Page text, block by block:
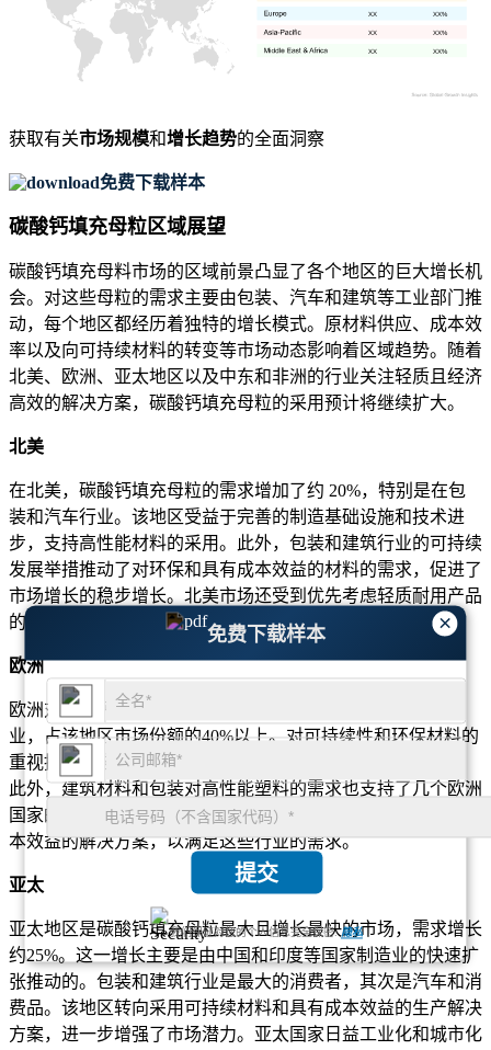
×
免费下载样本
提交
我们保证对您的个人信息完全保密.隐私
XX%
XX
XX%
XX
XX%
XX
获取有关市场规模和增长趋势的全面洞察
免费下载样本
碳酸钙填充母粒区域展望
碳酸钙填充母料市场的区域前景凸显了各个地区的巨大增长机
会。对这些母粒的需求主要由包装、汽车和建筑等工业部门推
动，每个地区都经历着独特的增长模式。原材料供应、成本效
率以及向可持续材料的转变等市场动态影响着区域趋势。随着
北美、欧洲、亚太地区以及中东和非洲的行业关注轻质且经济
高效的解决方案，碳酸钙填充母粒的采用预计将继续扩大。
北美
在北美，碳酸钙填充母粒的需求增加了约 20%，特别是在包
装和汽车行业。该地区受益于完善的制造基础设施和技术进
步，支持高性能材料的采用。此外，包装和建筑行业的可持续
发展举措推动了对环保和具有成本效益的材料的需求，促进了
市场增长的稳步增长。北美市场还受到优先考虑轻质耐用产品
的消费品制造商的巨大需求的支持。
欧洲
欧洲对碳酸钙填充母粒的需求稳定，特别是在汽车和建筑行
业，占该地区市场份额的40%以上。对可持续性和环保材料的
重视推动了这些母粒的采用，为该地区带来了 15% 的增长。
此外，建筑材料和包装对高性能塑料的需求也支持了几个欧洲
国家的增长。欧洲市场的主要参与者正在专注于创新和具有成
本效益的解决方案，以满足这些行业的需求。
亚太
亚太地区是碳酸钙填充母粒最大且增长最快的市场，需求增长
约25%。这一增长主要是由中国和印度等国家制造业的快速扩
张推动的。包装和建筑行业是最大的消费者，其次是汽车和消
费品。该地区转向采用可持续材料和具有成本效益的生产解决
方案，进一步增强了市场潜力。亚太国家日益工业化和城市化